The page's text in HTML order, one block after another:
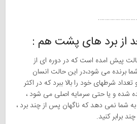
از برد های پشت هم :
پیش امده است که در دوره ای از
برنده می شود،در این حالت انسان
شرطهای خود را بالا ببرد که در اکثر
شده و یا حتی سرمایه اصلی می شود ،
شما نمی دهد که ناگهان پس از چند برد ،
برابر کنید.